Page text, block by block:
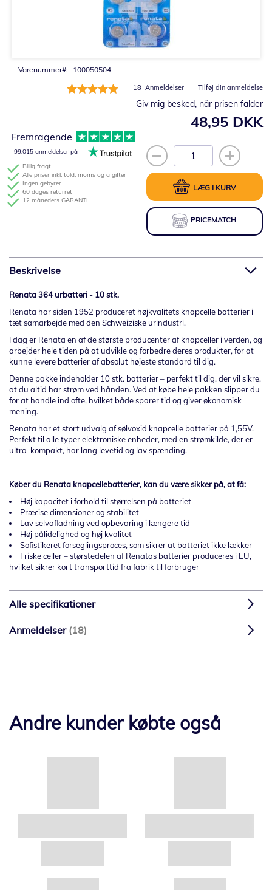
Varenummer 100050504
Bedømmelse:
18 Anmeldelser Tilføj din anmeldelse
48,95 DKK
Giv mig besked, når prisen falder
LÆG I KURV
PRICEMATCH
Billig fragt
Alle priser inkl. told, moms og afgifter
Ingen gebyrer
60 dages returret
12 måneders GARANTI
Fremragende
99,015 anmeldelser på
Beskrivelse
Renata 364 urbatteri - 10 stk.
Renata har siden 1952 produceret højkvalitets knapcelle batterier i
tæt samarbejde med den Schweiziske urindustri.
I dag er Renata en af de største producenter af knapceller i verden, og
arbejder hele tiden på at udvikle og forbedre deres produkter, for at
kunne levere batterier af absolut højeste standard til dig.
Denne pakke indeholder 10 stk. batterier – perfekt til dig, der vil sikre,
at du altid har strøm ved hånden. Ved at købe hele pakken slipper du
for at handle ind ofte, hvilket både sparer tid og giver økonomisk
mening.
Renata har et stort udvalg af sølvoxid knapcelle batterier på 1,55V.
Perfekt til alle typer elektroniske enheder, med en strømkilde, der er
ultra-kompakt, har lang levetid og lav spænding.
Køber du Renata knapcellebatterier, kan du være sikker på, at få:
Høj kapacitet i forhold til størrelsen på batteriet
Præcise dimensioner og stabilitet
Lav selvafladning ved opbevaring i længere tid
Høj pålidelighed og høj kvalitet
Sofistikeret forseglingsproces, som sikrer at batteriet ikke lækker
Friske celler – størstedelen af Renatas batterier produceres i EU,
hvilket sikrer kort transporttid fra fabrik til forbruger
Alle specifikationer
Anmeldelser 18
Andre kunder købte også